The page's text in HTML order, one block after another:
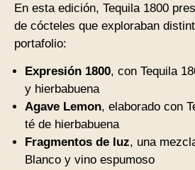
En esta edición, Tequila 1800
de cócteles que exploraban
portafolio:
Expresión 1800, con Tequila
y hierbabuena
Agave Lemon, elaborado con
té de hierbabuena
Fragmentos de luz, una
Blanco y vino espumoso